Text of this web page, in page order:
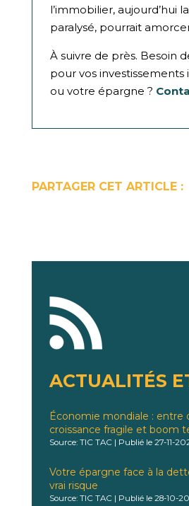
l’immobilier, aujourd’hui
paralysé, pourrait
À suivre de près. Besoin
pour vos
ou votre épargne ?
PARTAGER CET ARTICLE :
ACTUALITÉS
Économie mondiale : entre
croissance fragile et boom
Source: TIC TAC Publié le 27-11-
Votre épargne face à la
vrai risque
Source: TIC TAC Publié le 28-10-